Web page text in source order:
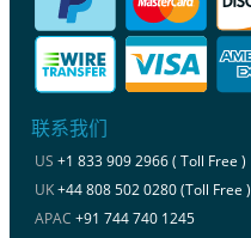
联系我们
US +1 833 909 2966 ( Toll Free )
UK+44 808 502 0280 (Toll Free )
APAC +91 744 740 1245